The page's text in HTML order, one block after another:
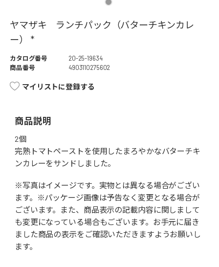
ヤマザキ ランチパック（バターチキンカレ
ー） *
カタログ番号
20-25-19634
商品番号
4903110275602
マイリストに登録する
商品説明
2個
完熟トマトペーストを使用したまろやかなバターチキ
ンカレーをサンドしました。
※写真はイメージです。実物とは異なる場合がござい
ます。※パッケージ画像は予告なく変更となる場合が
ございます。また、商品表示の記載内容に関しまして
も変更になっている場合もございます。お手元に届き
ました商品の表示をご確認いただきますようお願いし
ます。